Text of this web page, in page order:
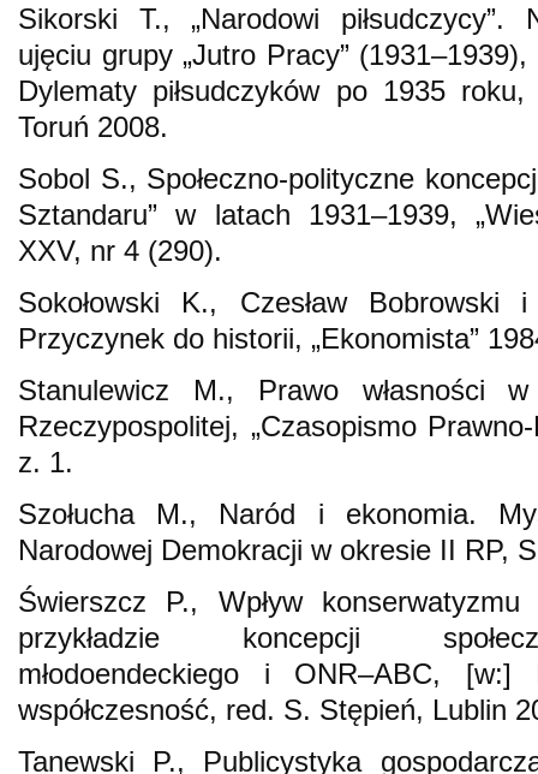
Sikorski T., „Narodowi piłsudczycy”.
ujęciu grupy „Jutro Pracy”
Dylematy piłsudczyków po 1935
Toruń 2008.
Sobol S., Społeczno-polityczne
Sztandaru” w latach 1931–1939,
XXV, nr 4 (290).
Sokołowski K., Czesław Bobrowski i
Przyczynek do historii, „Ekonomista”
Stanulewicz M., Prawo własności
Rzeczypospolitej, „Czasopismo
z. 1.
Szołucha M., Naród i ekonomia.
Narodowej Demokracji w okresie II RP,
Świerszcz P., Wpływ
przykładzie koncepcji
młodoendeckiego i ONR–ABC,
współczesność, red. S. Stępień, Lublin
Tanewski P., Publicystyka